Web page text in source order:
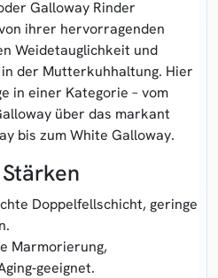
Galloway Rinder
ihrer hervorragenden
Weide­tauglichkeit und
der Mutter­kuhhaltung. Hier
in einer Kategorie – vom
über das markant
bis zumWhite Galloway.
Doppelfell­schicht, geringe
Marmorierung,